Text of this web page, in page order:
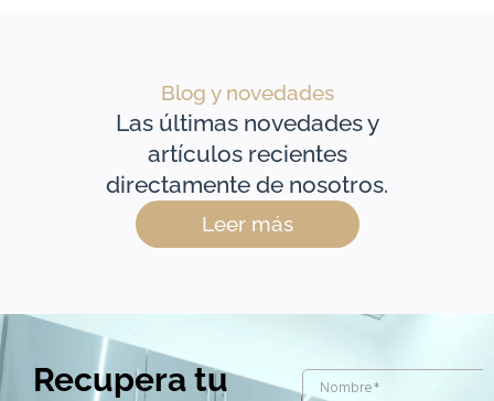
Blog y novedades
Las últimas novedades y
artículos recientes
directamente de nosotros.
Leer más
Recupera tu